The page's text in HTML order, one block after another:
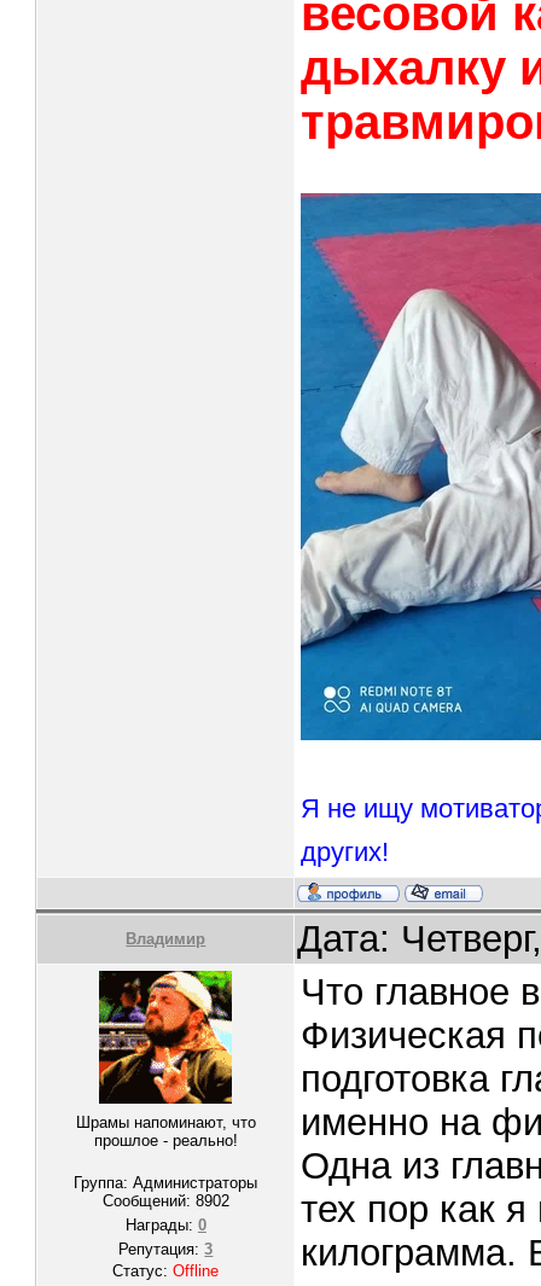
весовой
дыхалку
Я не ищу
других!
Владимир Дата:
Шрамы напоминают, что
прошлое - реально!
Группа: Администраторы
Сообщений: 8902
Награды: 0
Репутация:3
Статус:Offline
Что главное
Физическая
подготовка
именно на
Одна из
тех пор как
килограмма.